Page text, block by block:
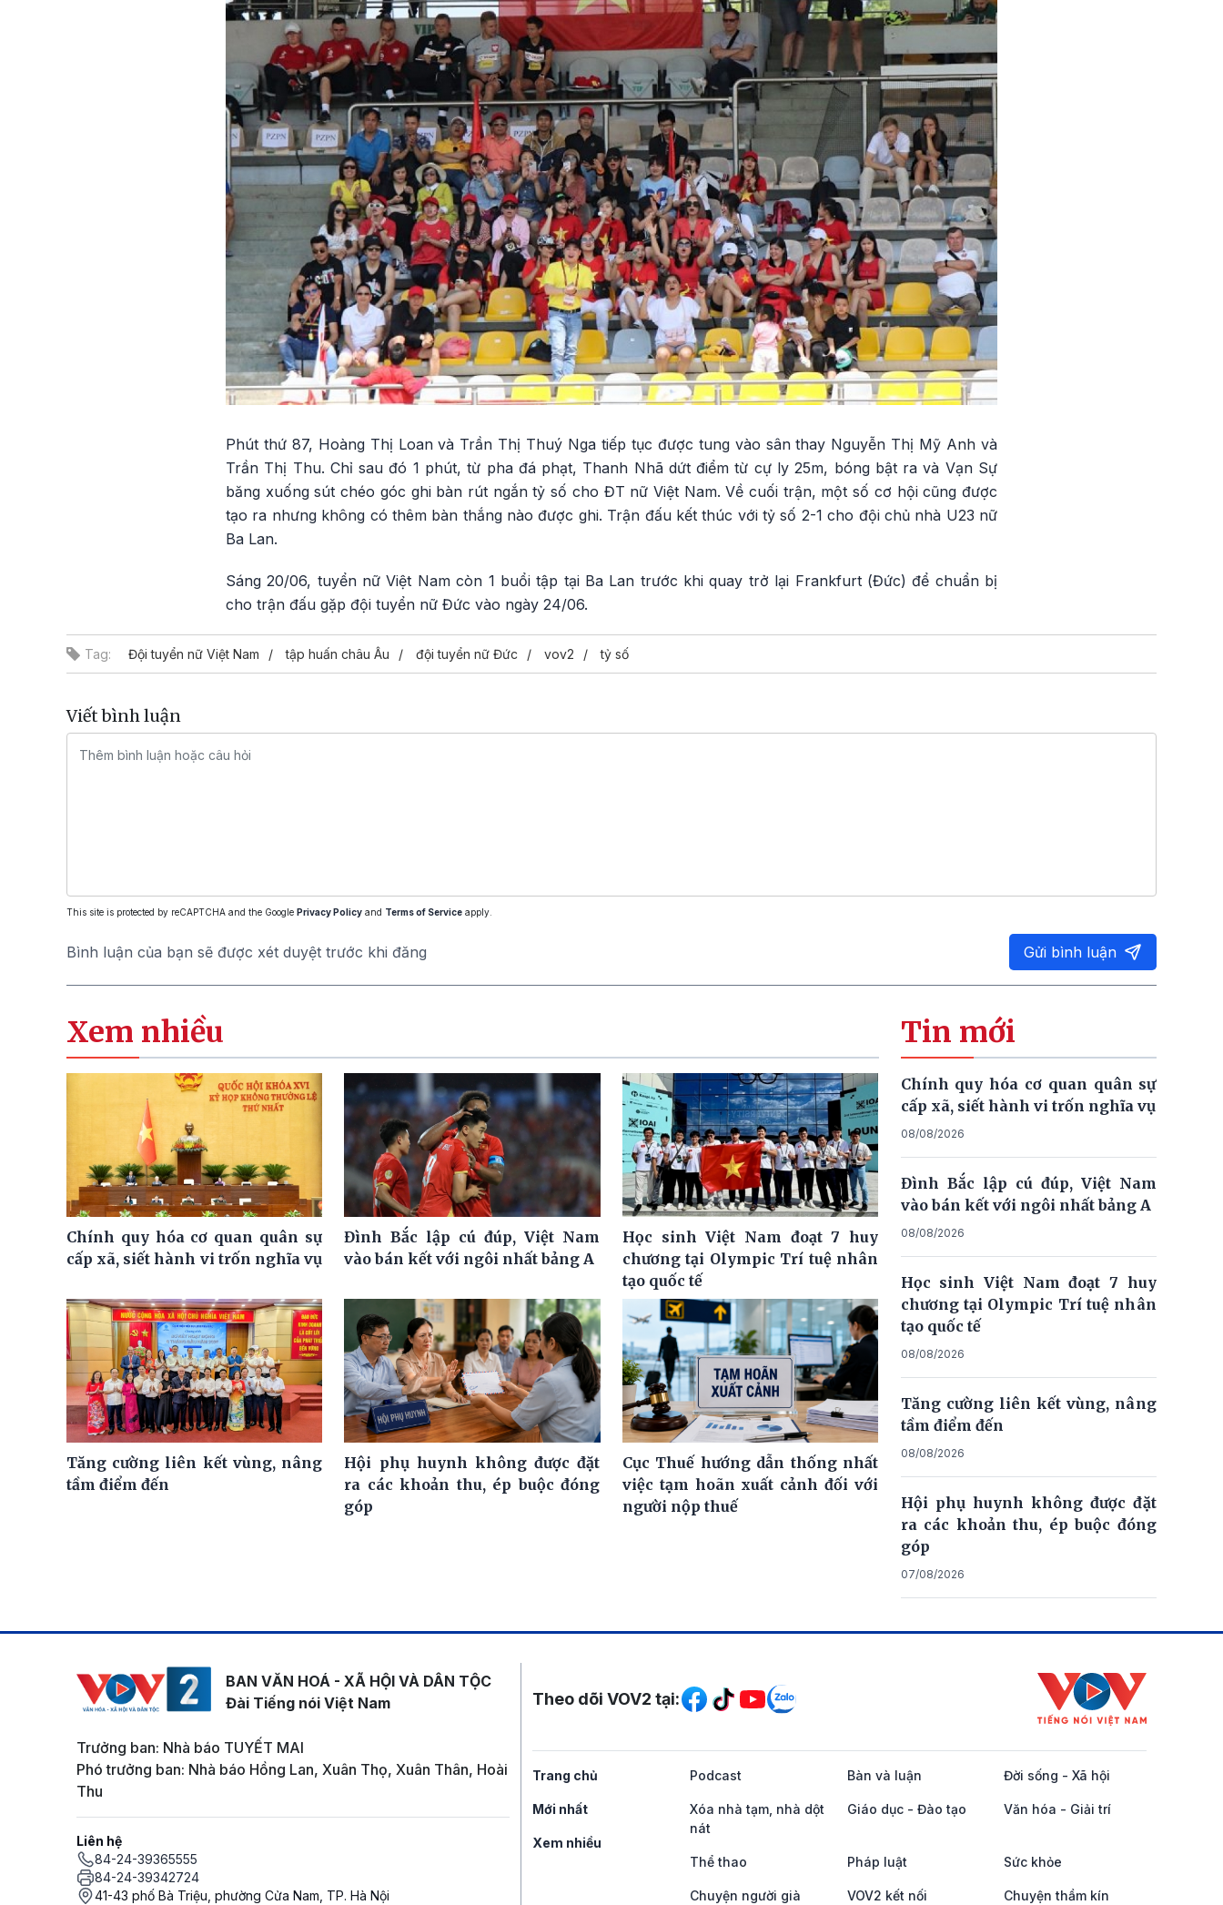
Phút thứ 87, Hoàng Thị Loan và Trần Thị Thuý Nga tiếp tục được tung vào sân thay Nguyễn Thị Mỹ Anh và
Trần Thị Thu. Chỉ sau đó 1 phút, từ pha đá phạt, Thanh Nhã dứt điểm từ cự ly 25m, bóng bật ra và Vạn Sự
băng xuống sút chéo góc ghi bàn rút ngắn tỷ số cho ĐT nữ Việt Nam. Về cuối trận, một số cơ hội cũng được
tạo ra nhưng không có thêm bàn thắng nào được ghi. Trận đấu kết thúc với tỷ số 2-1 cho đội chủ nhà U23 nữ
Ba Lan.
Sáng 20/06, tuyển nữ Việt Nam còn 1 buổi tập tại Ba Lan trước khi quay trở lại Frankfurt (Đức) để chuẩn bị
cho trận đấu gặp đội tuyển nữ Đức vào ngày 24/06.
Tag: Đội tuyển nữ Việt Nam tập huấn châu Âu đội tuyển nữ Đức vov2 tỷ số
Viết bình luận
This site is protected by reCAPTCHA and the Google Privacy Policy and Terms of Service apply.
Bình luận của bạn sẽ được xét duyệt trước khi đăng Gửi bình luận
Xem nhiều
Chính quy hóa cơ quan quân sự
cấp xã, siết hành vi trốn nghĩa vụ
Đình Bắc lập cú đúp, Việt Nam
vào bán kết với ngôi nhất bảng A
Học sinh Việt Nam đoạt 7 huy
chương tại Olympic Trí tuệ nhân
tạo quốc tế
Tăng cường liên kết vùng, nâng
tầm điểm đến
Hội phụ huynh không được đặt
ra các khoản thu, ép buộc đóng
góp
Cục Thuế hướng dẫn thống nhất
việc tạm hoãn xuất cảnh đối với
người nộp thuế
Tin mới
Chính quy hóa cơ quan quân sự
cấp xã, siết hành vi trốn nghĩa vụ
08/08/2026
Đình Bắc lập cú đúp, Việt Nam
vào bán kết với ngôi nhất bảng A
08/08/2026
Học sinh Việt Nam đoạt 7 huy
chương tại Olympic Trí tuệ nhân
tạo quốc tế
08/08/2026
Tăng cường liên kết vùng, nâng
tầm điểm đến
08/08/2026
Hội phụ huynh không được đặt
ra các khoản thu, ép buộc đóng
góp
07/08/2026
BAN VĂN HOÁ - XÃ HỘI VÀ DÂN TỘC
Đài Tiếng nói Việt Nam
Trưởng ban: Nhà báo TUYẾT MAI
Phó trưởng ban: Nhà báo Hồng Lan, Xuân Thọ, Xuân Thân, Hoài
Thu
Liên hệ
84-24-39365555
84-24-39342724
41-43 phố Bà Triệu, phường Cửa Nam, TP. Hà Nội
Mạng xã hội
Theo dõi VOV2 tại:
Trang chủ
Mới nhất
Xem nhiều
Podcast Bàn và luận Đời sống - Xã hội
Xóa nhà tạm, nhà dột
nát
Giáo dục - Đào tạo Văn hóa - Giải trí
Thể thao Pháp luật Sức khỏe
Chuyện người già VOV2 kết nối Chuyện thầm kín